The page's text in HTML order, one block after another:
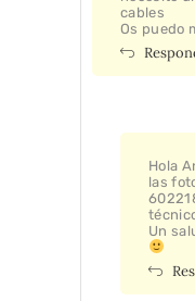
cables
Os puedo
Hola
las
Un